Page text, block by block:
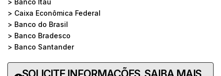
> Caixa Econômica Federal
> Banco do Brasil
> Banco Bradesco
> Banco Santander